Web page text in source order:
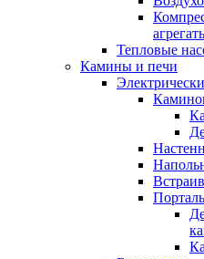
Тепловые
Камины и печи